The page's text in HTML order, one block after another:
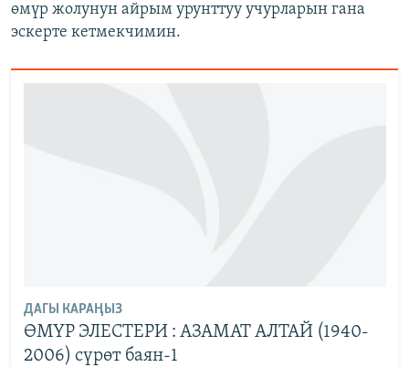
өмүр жолунун айрым урунттуу учурларын гана
эскерте кетмекчимин.
ДАГЫ КАРАҢЫЗ
ӨМҮР ЭЛЕСТЕРИ : АЗАМАТ АЛТАЙ (1940-
2006) сүрөт баян-1